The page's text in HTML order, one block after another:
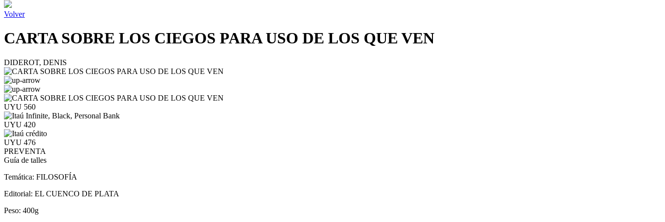
Volver
CARTA SOBRE LOS CIEGOS PARA USO DE LOS QUE VEN
DIDEROT, DENIS
UYU 560
UYU 420
UYU 476
PREVENTA
Guía de talles
Temática: FILOSOFÍA
Editorial: EL CUENCO DE PLATA
Peso: 400g